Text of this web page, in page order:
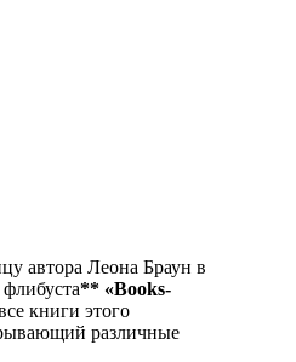
автора Леона Браун в
** «Books-
книги этого
различные